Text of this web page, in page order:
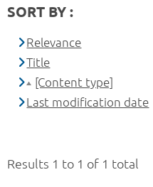
Results 1 to 1 of 1 total
SORT BY :
Relevance
Title
[Content type]
Last modification date